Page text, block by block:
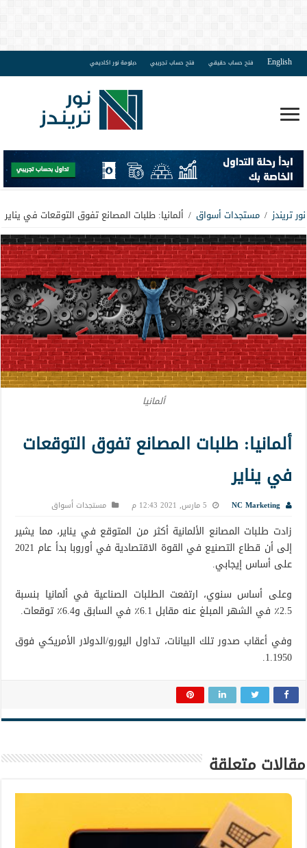
English فتح حساب حقيقي فتح حساب تجريبي دبلومة نور اكاديمي
نور تريندز / مستجدات أسواق / ألمانيا: طلبات المصانع تفوق التوقعات في يناير
ألمانيا
ألمانيا: طلبات المصانع تفوق التوقعات
في يناير
NC Marketing 5 مارس, 2021 12:43 م مستجدات أسواق
زادت طلبات المصانع الألمانية أكثر من المتوقع في يناير، مما يشير
إلى أن قطاع التصنيع في القوة الاقتصادية في أوروبا بدأ عام 2021
على أساس إيجابي.
وعلى أساس سنوي، ارتفعت الطلبات الصناعية في ألمانيا بنسبة
2.5٪ في الشهر المبلغ عنه مقابل 6.1٪ في السابق و6.4٪ توقعات.
وفي أعقاب صدور تلك البيانات، تداول اليورو/الدولار الأمريكي فوق
1.1950.
مقالات متعلقة